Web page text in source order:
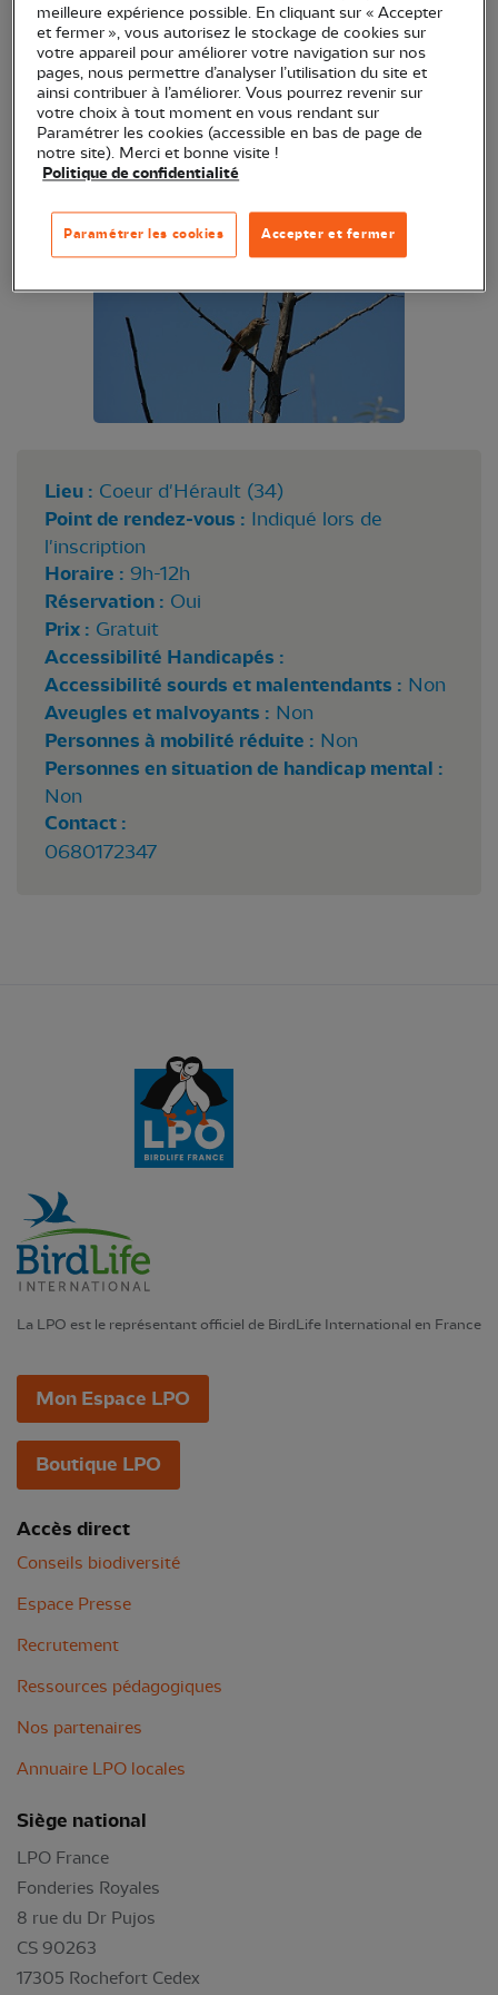
d'Hérault, Marc Ettore bénévole et conseiller
territorial de la LPO Occitanie délégation
territoriale Hérault, vous propose de vous initier à
la reconnaissance des chants d'oiseaux.
Réservé aux adhérents LPO du département de
l'Hérault à jour de cotisation (
Lieu : Coeur d'Hérault (34)
Point de rendez-vous : Indiqué lors de
l'inscription
Horaire : 9h-12h
Réservation : Oui
Prix : Gratuit
Accessibilité Handicapés :
Accessibilité sourds et malentendants : Non
Aveugles et malvoyants : Non
Personnes à mobilité réduite : Non
Personnes en situation de handicap mental :
Non
Contact :
0680172347
La LPO est le représentant officiel de BirdLife International en France
Mon Espace LPO
Boutique LPO
Accès direct
Conseils biodiversité
Espace Presse
Recrutement
Ressources pédagogiques
Nos partenaires
Annuaire LPO locales
Siège national
LPO France
Fonderies Royales
8 rue du Dr Pujos
CS 90263
17305 Rochefort Cedex
meilleure expérience possible. En cliquant sur « Accepter
et fermer », vous autorisez le stockage de cookies sur
votre appareil pour améliorer votre navigation sur nos
pages, nous permettre d’analyser l’utilisation du site et
ainsi contribuer à l’améliorer. Vous pourrez revenir sur
votre choix à tout moment en vous rendant sur
Paramétrer les cookies (accessible en bas de page de
notre site). Merci et bonne visite !
Politique de confidentialité
Accepter et fermer
Paramétrer les cookies